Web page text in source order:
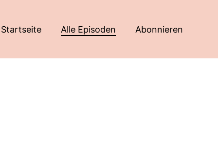
Startseite Alle Episoden Abonnieren